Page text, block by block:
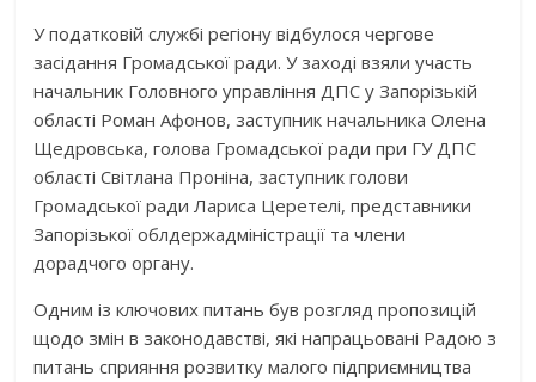
У податковій службі регіону відбулося чергове
засідання Громадської ради. У заході взяли участь
начальник Головного управління ДПС у Запорізькій
області Роман Афонов, заступник начальника Олена
Щедровська, голова Громадської ради при ГУ ДПС
області Світлана Проніна, заступник голови
Громадської ради Лариса Церетелі, представники
Запорізької облдержадміністрації та члени
дорадчого органу.
Одним із ключових питань був розгляд пропозицій
щодо змін в законодавстві, які напрацьовані Радою з
питань сприяння розвитку малого підприємництва